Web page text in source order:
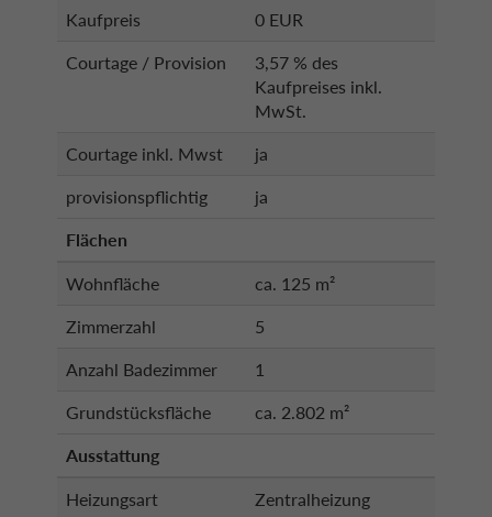
Kaufpreis 0 EUR
Courtage / Provision
3,57 % des
Kaufpreises inkl.
MwSt.
Courtage inkl. Mwst ja
provisionspflichtig ja
Flächen
Wohnfläche ca. 125 m²
Zimmerzahl 5
Anzahl Badezimmer 1
Grundstücksfläche ca. 2.802 m²
Ausstattung
Heizungsart Zentralheizung